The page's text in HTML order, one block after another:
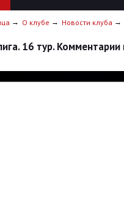
О клубе Новости клуба
16 тур.